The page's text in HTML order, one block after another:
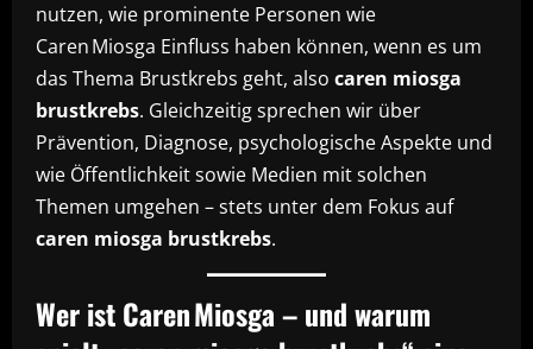
nutzen, wie prominente Personen wie
Caren Miosga Einfluss haben können, wenn es um
das Thema Brustkrebs geht, also caren miosga
brustkrebs. Gleichzeitig sprechen wir über
Prävention, Diagnose, psychologische Aspekte und
wie Öffentlichkeit sowie Medien mit solchen
Themen umgehen – stets unter dem Fokus auf
caren miosga brustkrebs.
Wer ist Caren Miosga – und warum